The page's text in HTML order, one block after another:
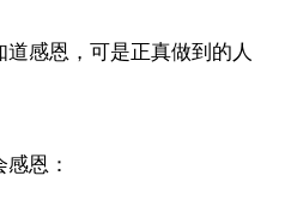
感恩，可是正真做到的人
恩：